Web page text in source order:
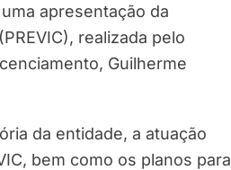
apresentação da
realizada pelo
Guilherme
da entidade, a atuação
bem como os planos para